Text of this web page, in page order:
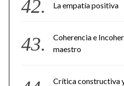
La empatía positiva
Coherencia e
maestro
Crítica constructiva